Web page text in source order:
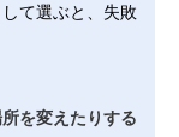
て選ぶと、失敗
を変えたりする